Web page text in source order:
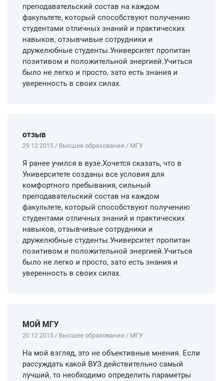
преподавательский состав на каждом
факультете, который способствуют получению
студентами отличных знаний и практических
навыков, отзывчивые сотрудники и
дружелюбные студенты.Университет пропитан
позитивом и положительной энергией.Учиться
было не легко и просто, зато есть знания и
уверенность в своих силах.
отзыв
29 12 2015 / Высшее образование / МГУ
Я ранее учился в вузе.Хочется сказать, что в
Университете созданы все условия для
комфортного пребывания, сильный
преподавательский состав на каждом
факультете, который способствуют получению
студентами отличных знаний и практических
навыков, отзывчивые сотрудники и
дружелюбные студенты.Университет пропитан
позитивом и положительной энергией.Учиться
было не легко и просто, зато есть знания и
уверенность в своих силах.
МОЙ МГУ
20 12 2015 / Высшее образование / МГУ
На мой взгляд, это не объективные мнения. Если
рассуждать какой ВУЗ действительно самый
лучший, то необходимо определить параметры